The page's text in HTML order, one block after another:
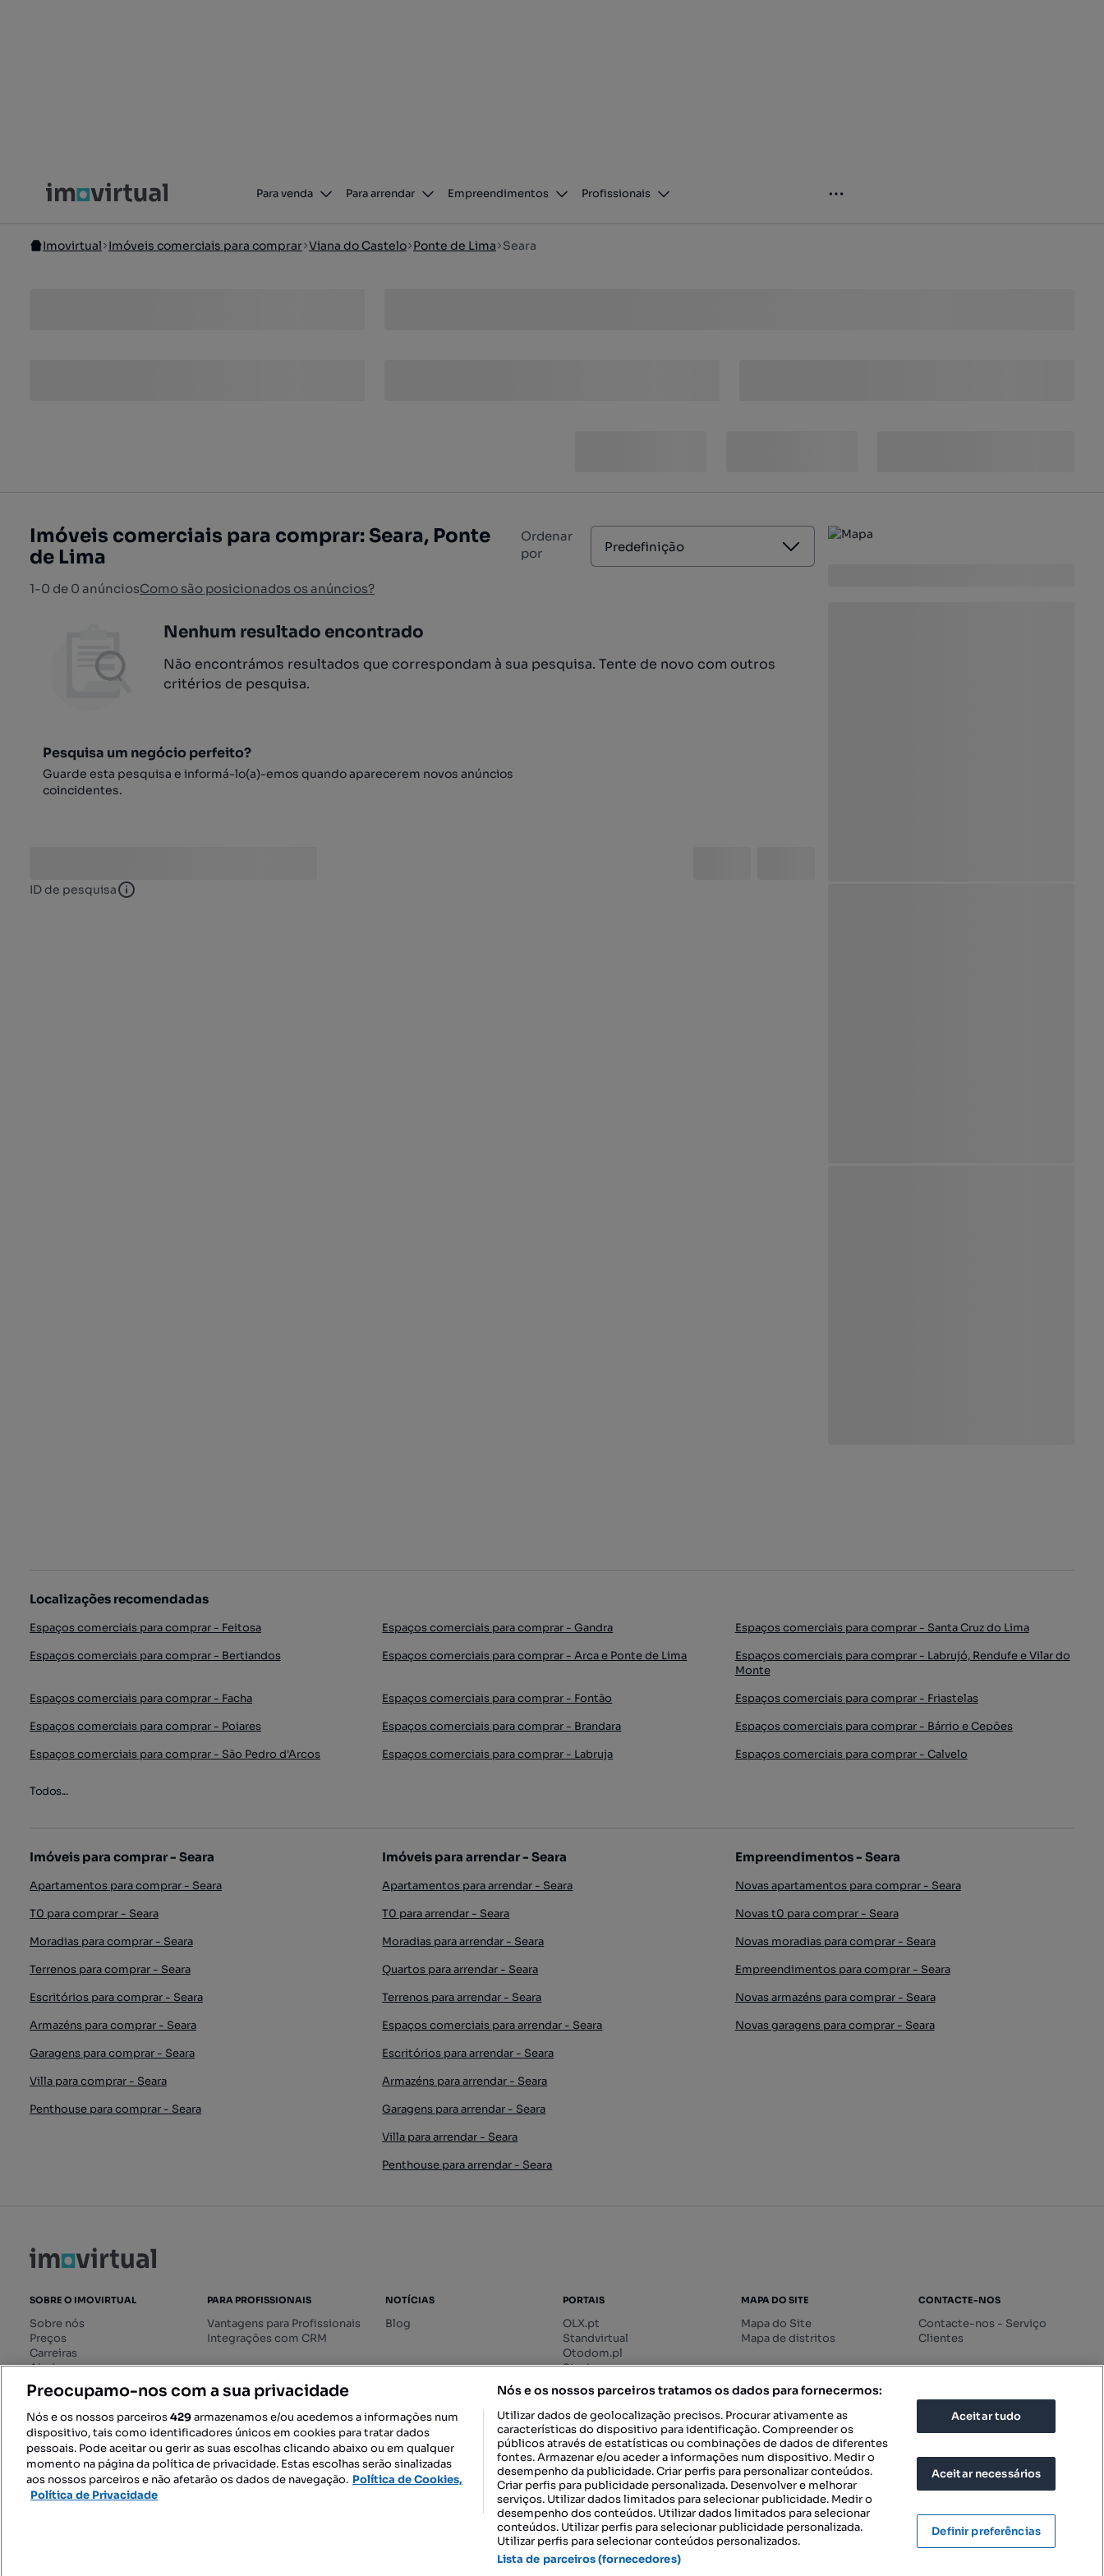
Para venda Para arrendar Empreendimentos Profissionais
Imovirtual Imóveis comerciais para comprar Viana do Castelo Ponte de Lima Seara
Imóveis comerciais para comprar: Seara, Ponte
de Lima
1-0 de 0 anúnciosComo são posicionados os anúncios?
Ordenar
por
Predefinição
Nenhum resultado encontrado
Não encontrámos resultados que correspondam à sua pesquisa. Tente de novo com outros
critérios de pesquisa.
Pesquisa um negócio perfeito?
Guarde esta pesquisa e informá-lo(a)-emos quando aparecerem novos anúncios
coincidentes.
ID de pesquisa ID de pesquisa
Localizações recomendadas
Espaços comerciais para comprar - Feitosa Espaços comerciais para comprar - Gandra
Espaços comerciais para comprar - Santa Cruz do Lima
Espaços comerciais para comprar - Bertiandos
Espaços comerciais para comprar - Arca e Ponte de Lima
Espaços comerciais para comprar - Labrujó, Rendufe e Vilar do
Monte
Espaços comerciais para comprar - Facha
Espaços comerciais para comprar - Fontão
Espaços comerciais para comprar - Friastelas
Espaços comerciais para comprar - Poiares
Espaços comerciais para comprar - Brandara
Espaços comerciais para comprar - Bárrio e Cepões
Espaços comerciais para comprar - São Pedro d'Arcos
Espaços comerciais para comprar - Labruja Espaços comerciais para comprar - Calvelo
Todos...
Imóveis para comprar - Seara
Apartamentos para comprar - Seara
T0 para comprar - Seara
Moradias para comprar - Seara
Terrenos para comprar - Seara
Escritórios para comprar - Seara
Armazéns para comprar - Seara
Garagens para comprar - Seara
Villa para comprar - Seara
Penthouse para comprar - Seara
Imóveis para arrendar - Seara
Apartamentos para arrendar - Seara
T0 para arrendar - Seara
Moradias para arrendar - Seara
Quartos para arrendar - Seara
Terrenos para arrendar - Seara
Espaços comerciais para arrendar - Seara
Escritórios para arrendar - Seara
Armazéns para arrendar - Seara
Garagens para arrendar - Seara
Villa para arrendar - Seara
Penthouse para arrendar - Seara
Empreendimentos - Seara
Novas apartamentos para comprar - Seara
Novas t0 para comprar - Seara
Novas moradias para comprar - Seara
Empreendimentos para comprar - Seara
Novas armazéns para comprar - Seara
Novas garagens para comprar - Seara
SOBRE O IMOVIRTUAL
Sobre nós
Preços
Carreiras
Ajuda
Livro de Reclamações online
Regulamento dos Serviços
Digitais
PARA PROFISSIONAIS
Vantagens para Profissionais
Integrações com CRM
NOTÍCIAS
Blog
PORTAIS
OLX.pt
Standvirtual
Otodom.pl
Storia.ro
MAPA DO SITE
Mapa do Site
Mapa de distritos
CONTACTE-NOS
Contacte-nos - Serviço
Clientes
SIGA-NOS: DESCARREGAR NA:
TERMOS DE UTILIZAÇÃO POLÍTICA DE PRIVACIDADE CONFIGURAÇÕES DE PRIVACIDADE
Preocupamo-nos com a sua privacidade
Nós e os nossos parceiros429armazenamos e/ou acedemos a informações num
dispositivo, tais como identificadores únicos em cookies para tratar dados
pessoais. Pode aceitar ou gerir as suas escolhas clicando abaixo ou em qualquer
momento na página da política de privacidade. Estas escolhas serão sinalizadas
aos nossos parceiros e não afetarão os dados de navegação. Política de Cookies,
Política de Privacidade
Nós e os nossos parceiros tratamos os dados para fornecermos:
Utilizar dados de geolocalização precisos. Procurar ativamente as
características do dispositivo para identificação. Compreender os
públicos através de estatísticas ou combinações de dados de diferentes
fontes. Armazenar e/ou aceder a informações num dispositivo. Medir o
desempenho da publicidade. Criar perfis para personalizar conteúdos.
Criar perfis para publicidade personalizada. Desenvolver e melhorar
serviços. Utilizar dados limitados para selecionar publicidade. Medir o
desempenho dos conteúdos. Utilizar dados limitados para selecionar
conteúdos. Utilizar perfis para selecionar publicidade personalizada.
Utilizar perfis para selecionar conteúdos personalizados.
Lista de parceiros (fornecedores)
Aceitar tudo
Aceitar necessários
Definir preferências